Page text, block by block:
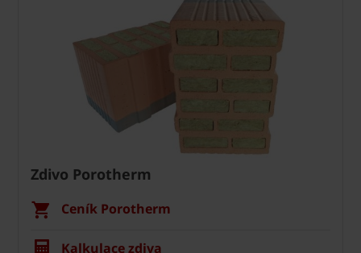
Zdivo Porotherm
Ceník Porotherm
Kalkulace zdiva